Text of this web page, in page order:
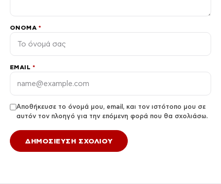
ΌΝΟΜΑ *
EMAIL *
Αποθήκευσε το όνομά μου, email, και τον ιστότοπο μου σε
αυτόν τον πλοηγό για την επόμενη φορά που θα σχολιάσω.